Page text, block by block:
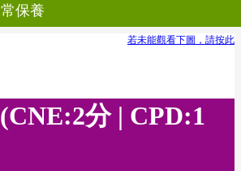
保養
若未能觀看下圖，請按此
分 | CPD:1